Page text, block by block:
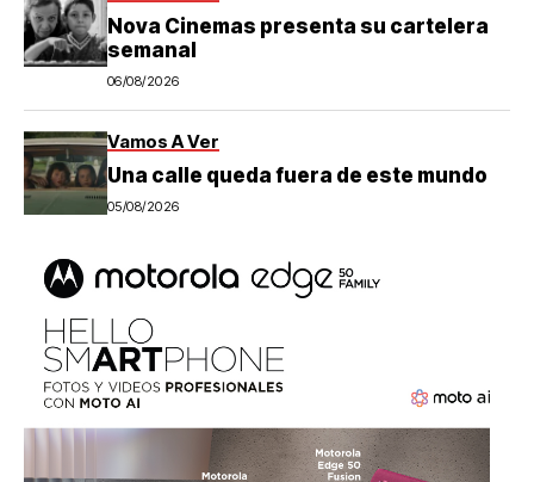
Nova Cinemas presenta su cartelera
semanal
06/08/2026
Vamos A Ver
Una calle queda fuera de este mundo
05/08/2026